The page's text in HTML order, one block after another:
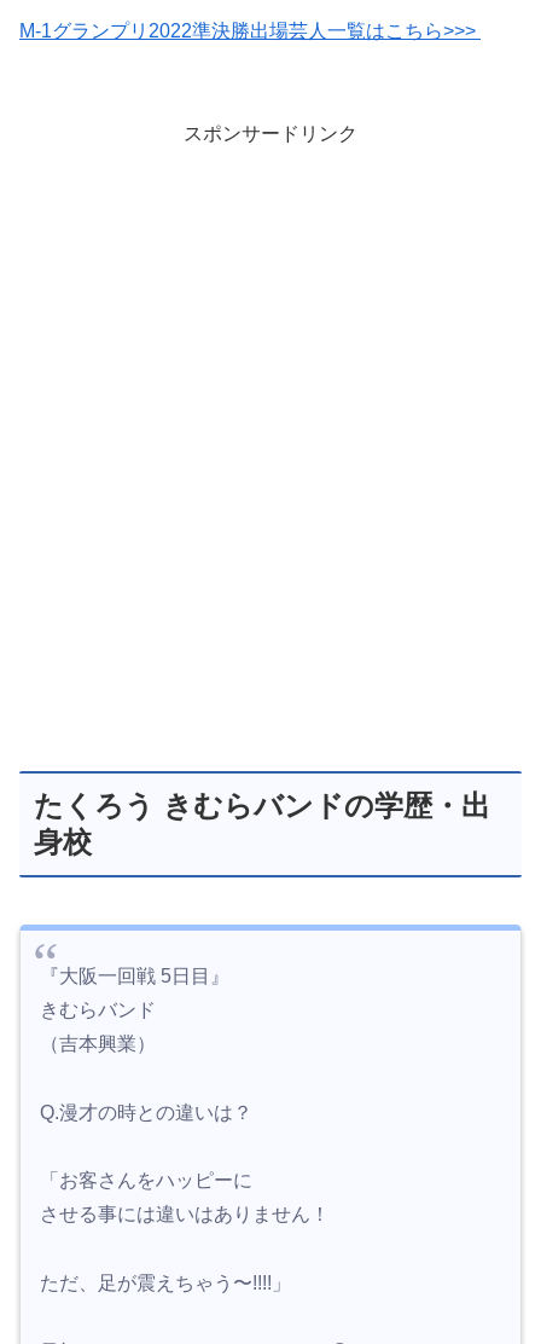
M-1グランプリ2022準決勝出場芸人一覧はこちら>>>
スポンサードリンク
たくろう きむらバンドの学歴・出
身校
『大阪一回戦 5日目』
きむらバンド
（吉本興業）
Q.漫才の時との違いは？
「お客さんをハッピーに
させる事には違いはありません！
ただ、足が震えちゃう〜!!!!」